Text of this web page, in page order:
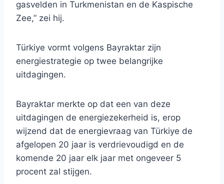
gasvelden in Turkmenistan en de Kaspische
Zee,” zei hij.
Türkiye vormt volgens Bayraktar zijn
energiestrategie op twee belangrijke
uitdagingen.
Bayraktar merkte op dat een van deze
uitdagingen de energiezekerheid is, erop
wijzend dat de energievraag van Türkiye de
afgelopen 20 jaar is verdrievoudigd en de
komende 20 jaar elk jaar met ongeveer 5
procent zal stijgen.